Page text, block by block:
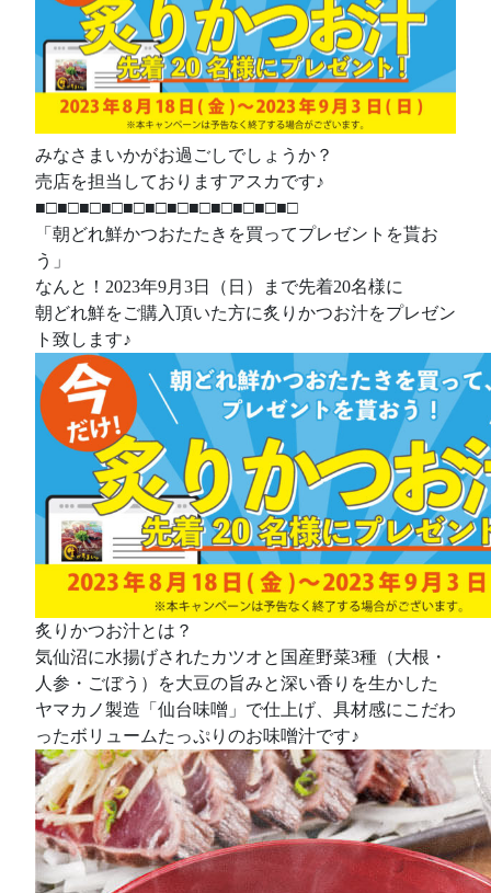
みなさまいかがお過ごしでしょうか？
売店を担当しておりますアスカです♪
■□■□■□■□■□■□■□■□■□■□■□■□
「朝どれ鮮かつおたたきを買ってプレゼントを貰お
う」
なんと！2023年9月3日（日）まで先着20名様に
朝どれ鮮をご購入頂いた方に炙りかつお汁をプレゼン
ト致します♪
炙りかつお汁とは？
気仙沼に水揚げされたカツオと国産野菜3種（大根・
人参・ごぼう）を大豆の旨みと深い香りを生かした
ヤマカノ製造「仙台味噌」で仕上げ、具材感にこだわ
ったボリュームたっぷりのお味噌汁です♪